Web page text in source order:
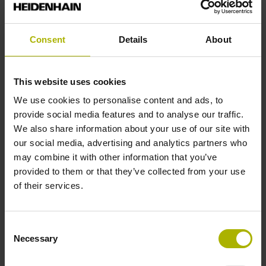
Consent Details About
This website uses cookies
We use cookies to personalise content and ads, to
provide social media features and to analyse our traffic.
We also share information about your use of our site with
our social media, advertising and analytics partners who
may combine it with other information that you’ve
provided to them or that they’ve collected from your use
of their services.
Selection
Necessary
DR. JOHANNES HEIDENHAIN GmbH ne peut garantir
l'exactitude, la précision ou l'exhaustivité de ce contenu et
n'est donc pas responsable de tout type de perte ou de
dommage qui pourrait découler, directement ou
indirectement, de l'utilisation du contenu en ligne du
présent site Web.
pas responsable du contenu des sites Web d'autres
exploitants vers lesquels les visiteurs du présent site Web
peuvent être redirigés via des liens. Les fournisseurs de